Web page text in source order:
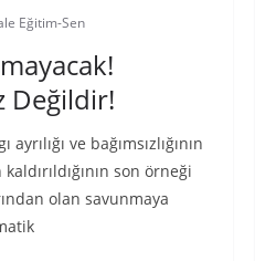
Eğitim-Sen
Değildir!
ve bağımsızlığının
son örneği
olan savunmaya